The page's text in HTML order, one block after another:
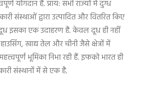
योगदान है. प्राय: सभी राज्यों में दुग्ध
संस्थाओं द्वारा उत्पादित और वितरित किए
इसका एक उदाहरण है. केवल दूध ही नहीं
हाउसिंग,खाद्य तेल और चीनी जैसे क्षेत्रों में
भूमिका निभा रही हैं. इफको भारत ही
संस्थानों में से एक है.